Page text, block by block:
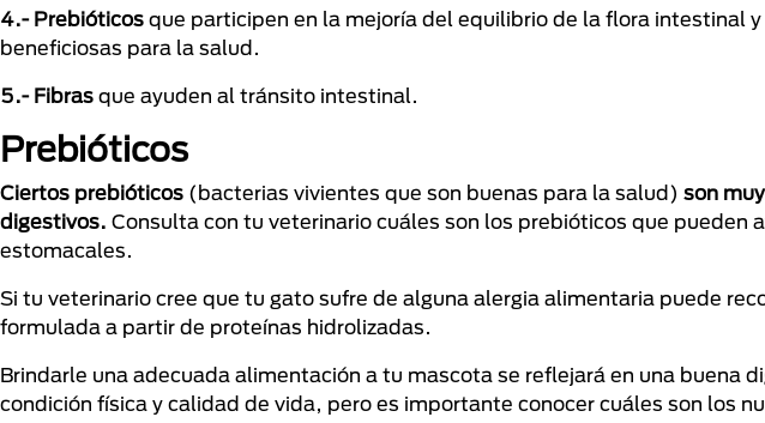
4.- Prebióticos que participen en la mejoría del equilibrio de la flora intestinal
beneficiosas para la salud.
5.- Fibras que ayuden al tránsito intestinal.
Prebióticos
Ciertos prebióticos (bacterias vivientes que son buenas para la salud) son
digestivos. Consulta con tu veterinario cuáles son los prebióticos que pueden
estomacales.
Si tu veterinario cree que tu gato sufre de alguna alergia alimentaria puede
formulada a partir de proteínas hidrolizadas.
Brindarle una adecuada alimentación a tu mascota se reflejará en una buena
condición física y calidad de vida, pero es importante conocer cuáles son los